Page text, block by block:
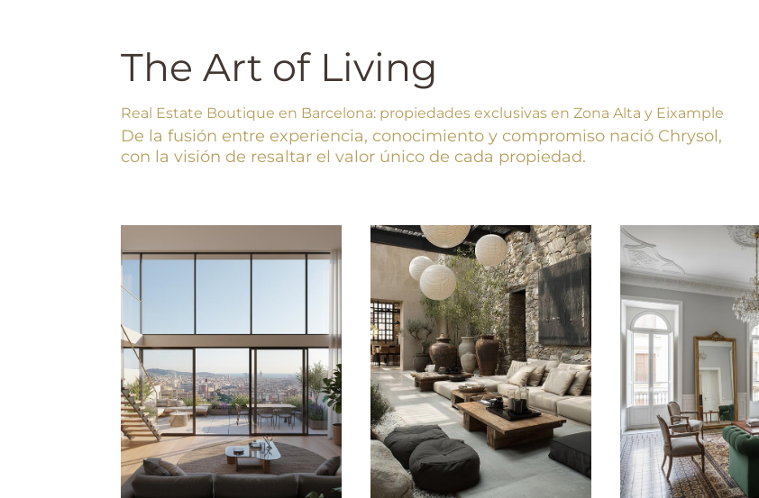
The Art of Living
Real Estate Boutique en Barcelona: propiedades exclusivas en Zona Alta y Eixample
De la fusión entre experiencia, conocimiento y compromiso nació Chrysol,
con la visión de resaltar el valor único de cada propiedad.